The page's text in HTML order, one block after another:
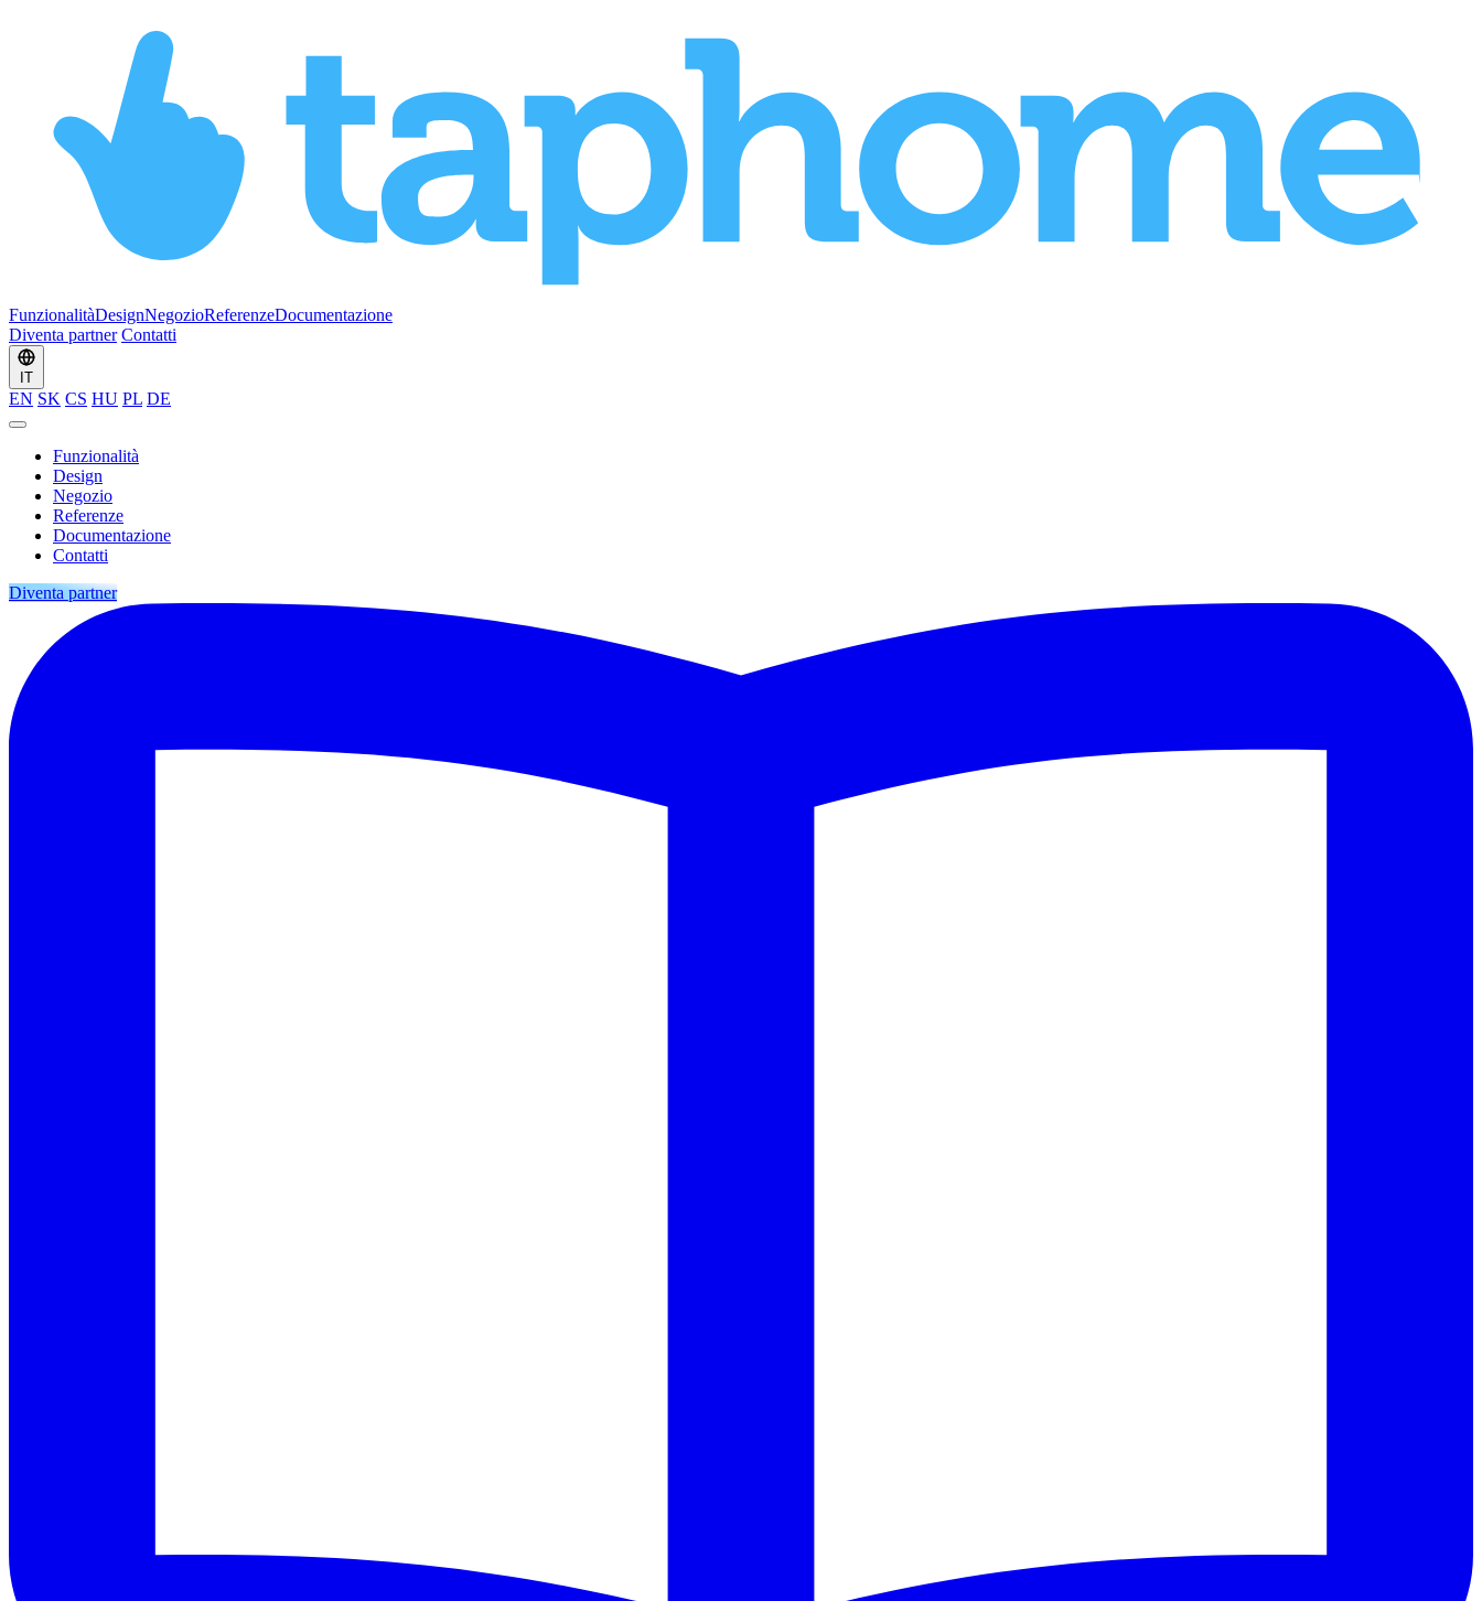
FunzionalitàDesignNegozioReferenzeDocumentazione
Diventa partner Contatti
IT
EN SK CS HU PL DE
Funzionalità
Design
Negozio
Referenze
Documentazione
Contatti
Diventa partner